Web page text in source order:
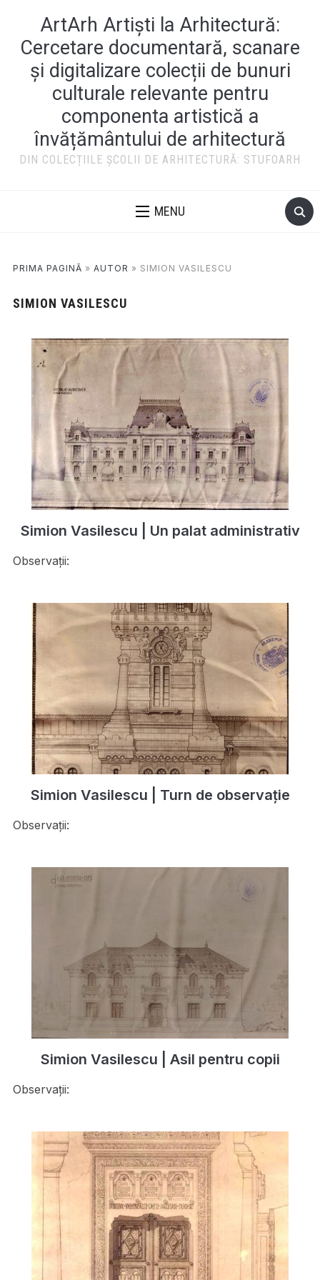
ArtArh Artiști la Arhitectură:
Cercetare documentară, scanare
și digitalizare colecții de bunuri
culturale relevante pentru
componenta artistică a
învățământului de arhitectură
DIN COLECȚIILE ȘCOLII DE ARHITECTURĂ: STUFOARH
MENU
PRIMA PAGINĂ » AUTOR » SIMION VASILESCU
SIMION VASILESCU
Simion Vasilescu | Un palat administrativ
Observații:
Simion Vasilescu | Turn de observaţie
Observații:
Simion Vasilescu | Asil pentru copii
Observații: